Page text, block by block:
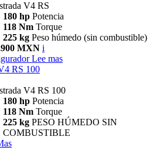
V4 RS
180 hp Potencia
118 Nm Torque
225 kg Peso húmedo (sin combustible)
MXN i
Lee mas
RS 100
V4 RS 100
180 hp Potencia
118 Nm Torque
225 kg PESO HÚMEDO SIN
COMBUSTIBLE